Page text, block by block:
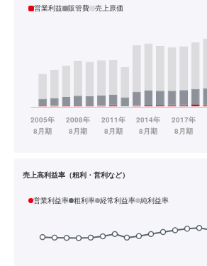
営業利益 販管費 売上原価
売上高利益率（粗利・営利など）
営業利益率 粗利率 経常利益率 純利益率